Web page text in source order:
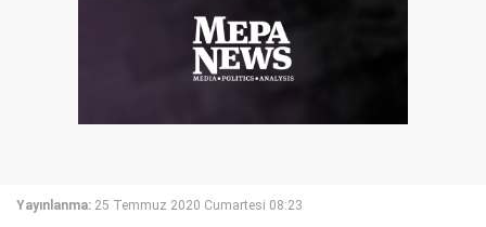
Yayınlanma: 25 Temmuz 2020 Cumartesi 08:23